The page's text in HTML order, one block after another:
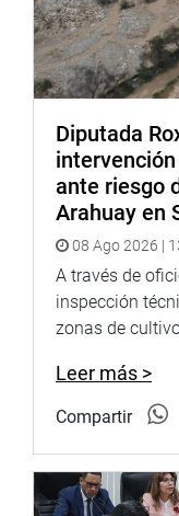
Diputada
ante riesgo
Arahuay en
08 Ago 2026 |
A través de
inspección
zonas de
Leer más >
Compartir